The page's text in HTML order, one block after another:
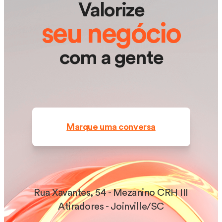
Valorize
seu negócio
com a gente
Marque uma conversa
Rua Xavantes, 54 - Mezanino CRH III
Atiradores - Joinville/SC